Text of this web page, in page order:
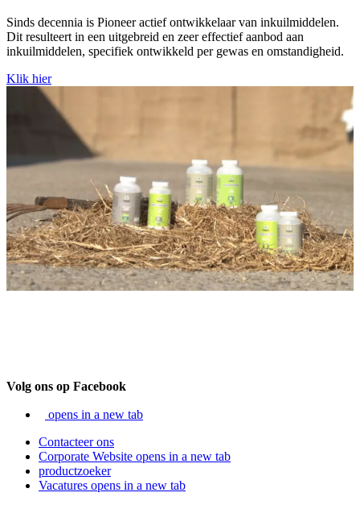
Sinds decennia is Pioneer actief ontwikkelaar van inkuilmiddelen.
Dit resulteert in een uitgebreid en zeer effectief aanbod aan
inkuilmiddelen, specifiek ontwikkeld per gewas en omstandigheid.
Klik hier
Volg ons op Facebook
opens in a new tab
Contacteer ons
Corporate Website opens in a new tab
productzoeker
Vacatures opens in a new tab